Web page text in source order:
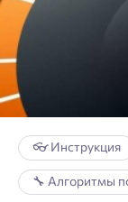
👓 Инструкция
🔧 Алгоритмы